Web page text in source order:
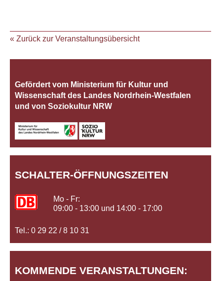
« Zurück zur Veranstaltungsübersicht
Gefördert vom Ministerium für Kultur und
Wissenschaft des Landes Nordrhein‐Westfalen
und von Soziokultur NRW
SCHALTER-ÖFFNUNGSZEITEN
Mo - Fr:
09:00 - 13:00 und 14:00 - 17:00
Tel.: 0 29 22 / 8 10 31
KOMMENDE VERANSTALTUNGEN: